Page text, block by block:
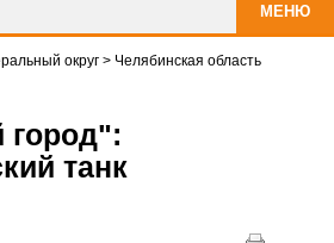
МЕНЮ
округ > Челябинская область
город":
танк